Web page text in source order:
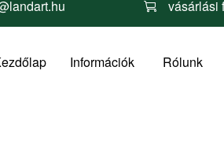
vásárlási
Információk Rólunk